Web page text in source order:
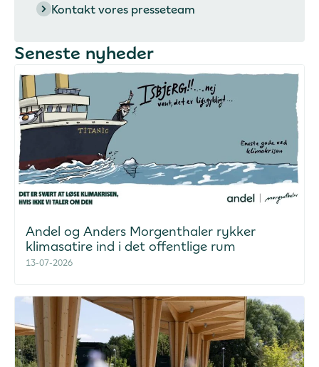
Kontakt vores presseteam
Seneste nyheder
Andel og Anders Morgenthaler rykker
klimasatire ind i det offentlige rum
13-07-2026